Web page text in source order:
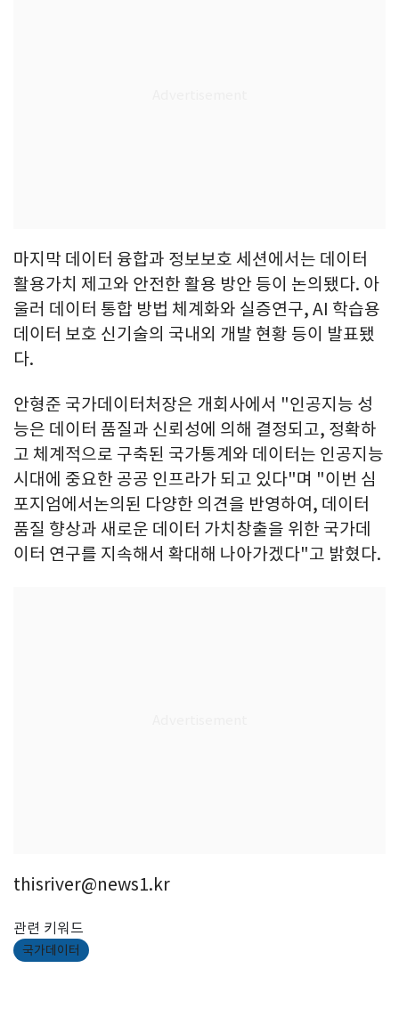
마지막 데이터 융합과 정보보호 세션에서는 데이터
활용가치 제고와 안전한 활용 방안 등이 논의됐다. 아
울러 데이터 통합 방법 체계화와 실증연구, AI 학습용
데이터 보호 신기술의 국내외 개발 현황 등이 발표됐
다.
안형준 국가데이터처장은 개회사에서 "인공지능 성
능은 데이터 품질과 신뢰성에 의해 결정되고, 정확하
고 체계적으로 구축된 국가통계와 데이터는 인공지능
시대에 중요한 공공 인프라가 되고 있다"며 "이번 심
포지엄에서논의된 다양한 의견을 반영하여, 데이터
품질 향상과 새로운 데이터 가치창출을 위한 국가데
이터 연구를 지속해서 확대해 나아가겠다"고 밝혔다.
thisriver@news1.kr
관련 키워드
국가데이터